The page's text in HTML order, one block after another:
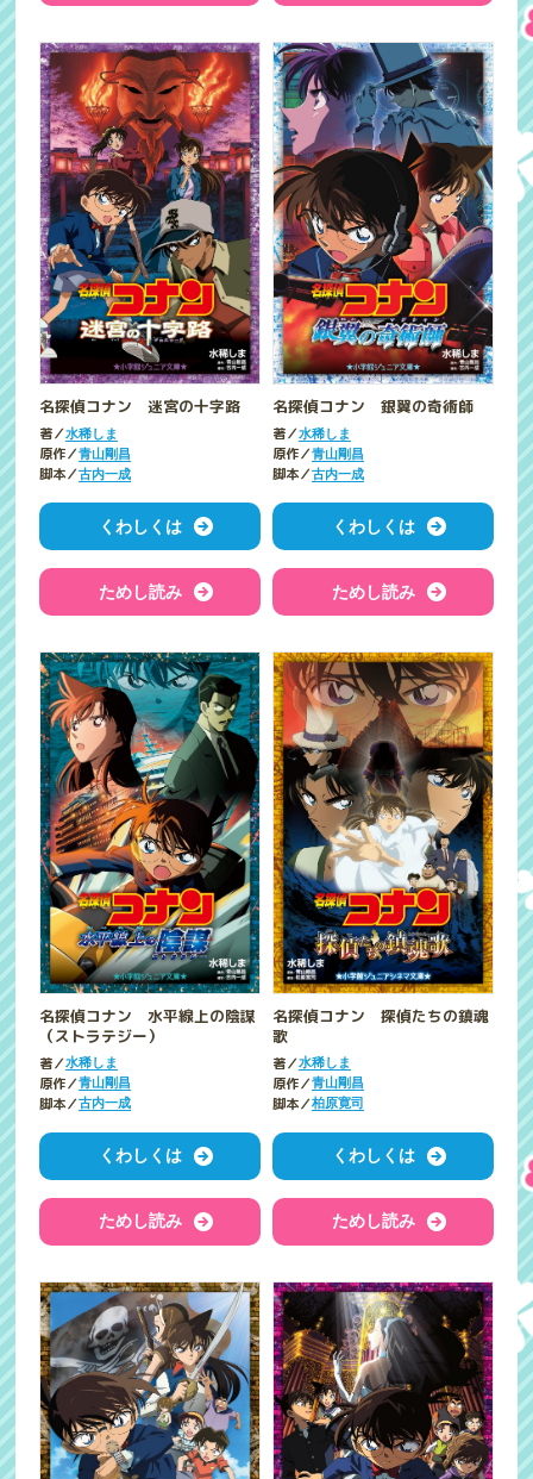
名探偵コナン 迷宮の十字路
著／水稀しま
原作／青山剛昌
脚本／古内一成
くわしくは
ためし読み
名探偵コナン 銀翼の奇術師
著／水稀しま
原作／青山剛昌
脚本／古内一成
くわしくは
ためし読み
名探偵コナン 水平線上の陰謀
（ストラテジー）
著／水稀しま
原作／青山剛昌
脚本／古内一成
くわしくは
ためし読み
名探偵コナン 探偵たちの鎮魂
歌
著／水稀しま
原作／青山剛昌
脚本／柏原寛司
くわしくは
ためし読み